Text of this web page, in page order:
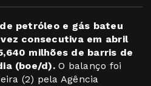
petróleo e gás bateu
consecutiva em abril
milhões de barris de
(boe/d).O balanço foi
(2) pela Agência